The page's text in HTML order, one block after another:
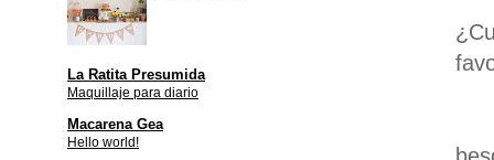
La Ratita Presumida
Maquillaje para diario
Macarena Gea
Hello world!